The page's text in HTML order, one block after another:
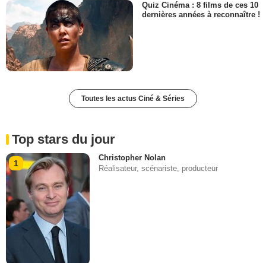
Quiz Cinéma : 8 films de ces 10
dernières années à reconnaître !
Toutes les actus Ciné & Séries
Top stars du jour
1
Christopher Nolan
Réalisateur, scénariste, producteur